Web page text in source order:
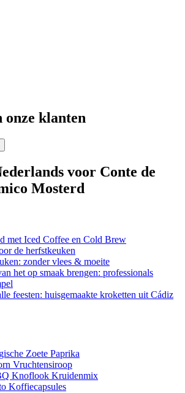
onze klanten
voor Conte de
Mosterd
met Iced Coffee en Cold Brew
de herfstkeuken
zonder vlees & moeite
het op smaak brengen: professionals
feesten: huisgemaakte kroketten uit Cádiz
Zoete Paprika
Vruchtensiroop
Knoflook Kruidenmix
Koffiecapsules